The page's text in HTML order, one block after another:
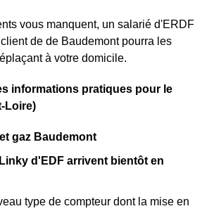
vous manquent, un salarié d'ERDF
de de Baudemont pourra les
à votre domicile.
informations pratiques pour le
Loire)
gaz Baudemont
d'EDF arrivent bientôt en
type de compteur dont la mise en